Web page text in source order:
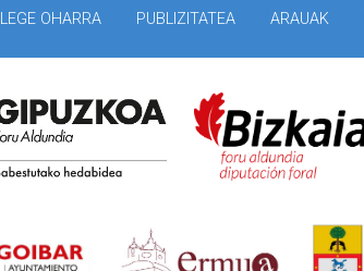
LEGE OHARRA PUBLIZITATEA ARAUAK